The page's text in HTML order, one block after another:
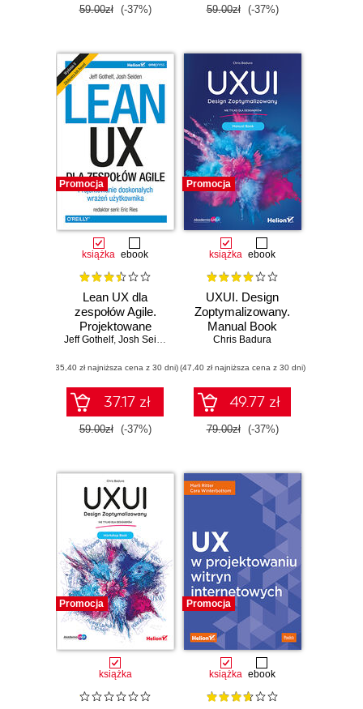
59.00zł (-37%) 59.00zł (-37%)
Promocja
książka ebook
Lean UX dla
zespołów Agile.
Projektowane
doskonałych
użytkownika.
Wydanie II
Jeff Gothelf, Josh Seiden
(35,40 zł najniższa cena z 30 dni)
37.17 zł
59.00zł (-37%)
Promocja
książka ebook
UXUI. Design
Zoptymalizowany.
Manual Book
Chris Badura
(47,40 zł najniższa cena z 30 dni)
49.77 zł
79.00zł (-37%)
Promocja
książka
Promocja
książka ebook